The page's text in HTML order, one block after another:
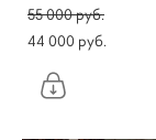
55 000 pуб.
44 000 pуб.